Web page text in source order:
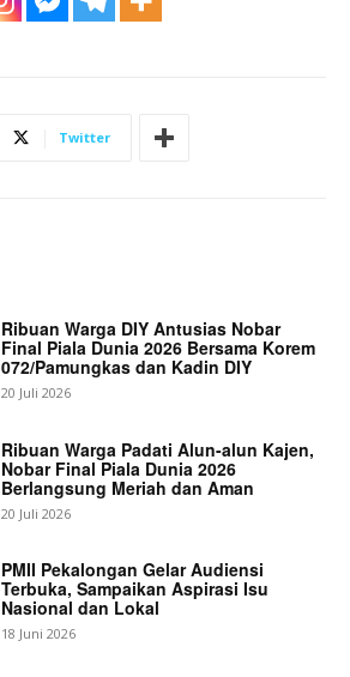
Twitter
Ribuan Warga DIY Antusias Nobar
Final Piala Dunia 2026 Bersama Korem
072/Pamungkas dan Kadin DIY
20 Juli 2026
Ribuan Warga Padati Alun-alun Kajen,
Nobar Final Piala Dunia 2026
Berlangsung Meriah dan Aman
20 Juli 2026
PMII Pekalongan Gelar Audiensi
Terbuka, Sampaikan Aspirasi Isu
Nasional dan Lokal
18 Juni 2026